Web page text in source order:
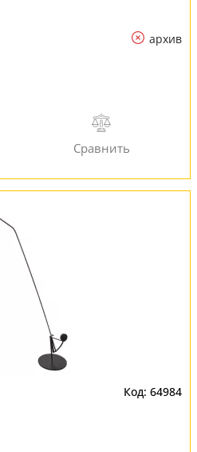
архив
64984